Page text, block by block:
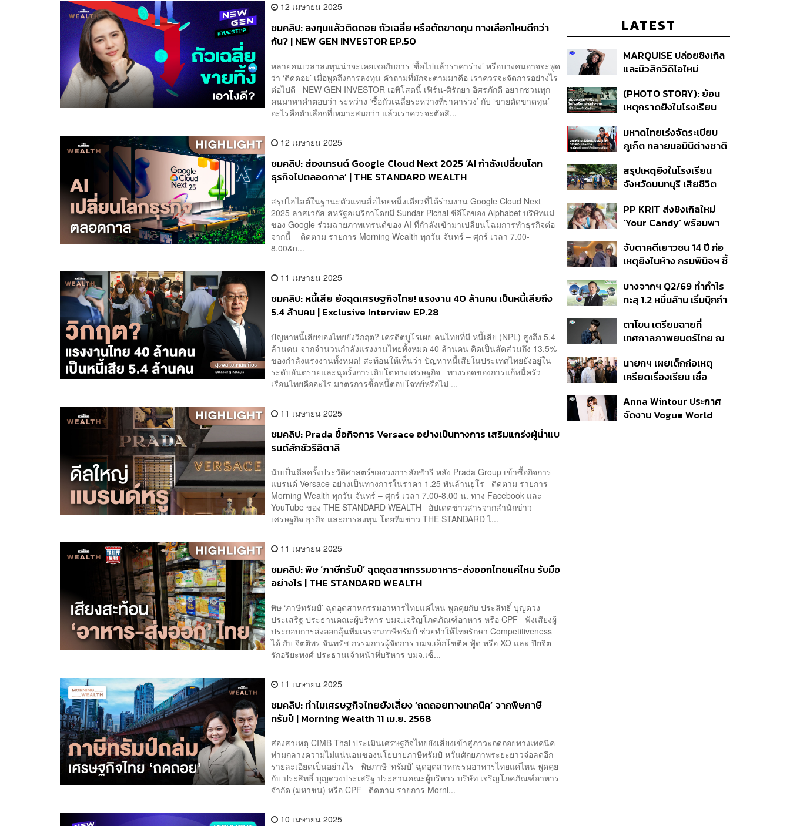
12 เมษายน 2025
ชมคลิป: ลงทุนแล้วติดดอย ถัวเฉลี่ย หรือตัดขาดทุน ทางเลือกไหนดีกว่า
กัน? | NEW GEN INVESTOR EP.50
หลายคนเวลาลงทุนน่าจะเคยเจอกับการ ‘ซื้อไปแล้วราคาร่วง’ หรือบางคนอาจจะพูด
ว่า ‘ติดดอย’ เมื่อพูดถึงการลงทุน คำถามที่มักจะตามมาคือ เราควรจะจัดการอย่างไร
ต่อไปดี NEW GEN INVESTOR เอพิโสดนี้ เฟิร์น-ศิรัถยา อิศรภักดี อยากชวนทุก
คนมาหาคำตอบว่า ระหว่าง ‘ซื้อถัวเฉลี่ยระหว่างที่ราคาร่วง’ กับ ‘ขายตัดขาดทุน’
อะไรคือตัวเลือกที่เหมาะสมกว่า แล้วเราควรจะตัดสิ...
12 เมษายน 2025
ชมคลิป: ส่องเทรนด์ Google Cloud Next 2025 ‘AI กำลังเปลี่ยนโลก
ธุรกิจไปตลอดกาล’ | THE STANDARD WEALTH
สรุปไฮไลต์ในฐานะตัวแทนสื่อไทยหนึ่งเดียวที่ได้ร่วมงาน Google Cloud Next
2025 ลาสเวกัส สหรัฐอเมริกาโดยมี Sundar Pichai ซีอีโอของ Alphabet บริษัทแม่
ของ Google ร่วมฉายภาพเทรนด์ของ AI ที่กำลังเข้ามาเปลี่ยนโฉมการทำธุรกิจต่อ
จากนี้ ติดตาม รายการ Morning Wealth ทุกวัน จันทร์ – ศุกร์ เวลา 7.00-
8.00&n...
11 เมษายน 2025
ชมคลิป: หนี้เสีย ยังฉุดเศรษฐกิจไทย! แรงงาน 40 ล้านคน เป็นหนี้เสียถึง
5.4 ล้านคน | Exclusive Interview EP.28
ปัญหาหนี้เสียของไทยยังวิกฤต? เครดิตบูโรเผย คนไทยที่มี หนี้เสีย (NPL) สูงถึง 5.4
ล้านคน จากจำนวนกำลังแรงงานไทยทั้งหมด 40 ล้านคน คิดเป็นสัดส่วนถึง 13.5%
ของกำลังแรงงานทั้งหมด! สะท้อนให้เห็นว่า ปัญหาหนี้เสียในประเทศไทยยังอยู่ใน
ระดับอันตรายและฉุดรั้งการเติบโตทางเศรษฐกิจ ทางรอดของการแก้หนี้ครัว
เรือนไทยคืออะไร มาตรการซื้อหนี้ตอบโจทย์หรือไม่ ...
11 เมษายน 2025
ชมคลิป: Prada ซื้อกิจการ Versace อย่างเป็นทางการ เสริมแกร่งผู้นำแบ
รนด์ลักชัวรีอิตาลี
นับเป็นดีลครั้งประวัติศาสตร์ของวงการลักชัวรี หลัง Prada Group เข้าซื้อกิจการ
แบรนด์ Versace อย่างเป็นทางการในราคา 1.25 พันล้านยูโร ติดตาม รายการ
Morning Wealth ทุกวัน จันทร์ – ศุกร์ เวลา 7.00-8.00 น. ทาง Facebook และ
YouTube ของ THE STANDARD WEALTH อัปเดตข่าวสารจากสำนักข่าว
เศรษฐกิจ ธุรกิจ และการลงทุน โดยทีมข่าว THE STANDARD ไ...
11 เมษายน 2025
ชมคลิป: พิษ ‘ภาษีทรัมป์’ ฉุดอุตสาหกรรมอาหาร-ส่งออกไทยแค่ไหน รับมือ
อย่างไร | THE STANDARD WEALTH
พิษ ‘ภาษีทรัมป์’ ฉุดอุตสาหกรรมอาหารไทยแค่ไหน พูดคุยกับ ประสิทธิ์ บุญดวง
ประเสริฐ ประธานคณะผู้บริหาร บมจ.เจริญโภคภัณฑ์อาหาร หรือ CPF ฟังเสียงผู้
ประกอบการส่งออกลุ้นทีมเจรจาภาษีทรัมป์ ช่วยทำให้ไทยรักษา Competitiveness
ได้ กับ จิตติพร จันทรัช กรรมการผู้จัดการ บมจ.เอ็กโซติค ฟู้ด หรือ XO และ ปิยจิต
รักอริยะพงศ์ ประธานเจ้าหน้าที่บริหาร บมจ.เซ็...
11 เมษายน 2025
ชมคลิป: ทำไมเศรษฐกิจไทยยังเสี่ยง ‘ถดถอยทางเทคนิค’ จากพิษภาษี
ทรัมป์ | Morning Wealth 11 เม.ย. 2568
ส่องสาเหตุ CIMB Thai ประเมินเศรษฐกิจไทยยังเสี่ยงเข้าสู่ภาวะถดถอยทางเทคนิค
ท่ามกลางความไม่แน่นอนของนโยบายภาษีทรัมป์ หวั่นศักยภาพระยะยาวจ่อลดอีก
รายละเอียดเป็นอย่างไร พิษภาษี ‘ทรัมป์’ ฉุดอุตสาหกรรมอาหารไทยแค่ไหน พูดคุย
กับ ประสิทธิ์ บุญดวงประเสริฐ ประธานคณะผู้บริหาร บริษัท เจริญโภคภัณฑ์อาหาร
จำกัด (มหาชน) หรือ CPF ติดตาม รายการ Morni...
10 เมษายน 2025
LATEST
MARQUISE ปล่อยซิงเกิล
และมิวสิกวิดีโอใหม่
สัมพันธ์สุด Toxic
(PHOTO STORY): ย้อน
เหตุกราดยิงในโรงเรียน
นักเรียน
มหาดไทยเร่งจัดระเบียบ
ภูเก็ต ทลายนอมินีต่างชาติ
ที่ดิน เคลียร์ใบอนุญาต
โรงแรมค้าง 7 ปี
สรุปเหตุยิงในโรงเรียน
จังหวัดนนทบุรี เสียชีวิต
ปมค้นประวัติคดีกราดยิงที่
สหรัฐฯ
PP KRIT ส่งซิงเกิลใหม่
‘Your Candy’ พร้อมพา
สิกวิดีโอ
จับตาคดีเยาวชน 14 ปี ก่อ
เหตุยิงในห้าง กรมพินิจฯ ชี้
เนื่อง ประเมินปล่อยตัว
บางจากฯ Q2/69 ทำกำไร
ทะลุ 1.2 หมื่นล้าน เริ่มบุ๊กกำ
แรก หนุนรายได้ครึ่งปีทะลุ
3.2 แสนล้าน
ตาโขน เตรียมฉายที่
เทศกาลภาพยนตร์ไทย ณ
นายกฯ เผยเด็กก่อเหตุ
เครียดเรื่องเรียน เชื่อ
กระสุนอีกกว่า 30 นัด หาก
ไม่จบชีวิตตัวเองอาจสูญ
Anna Wintour ประกาศ
จัดงาน Vogue World